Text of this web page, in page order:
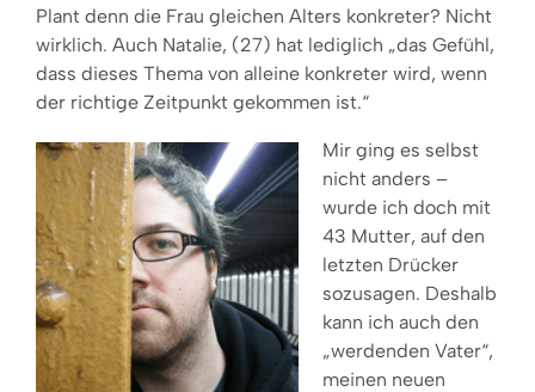
Plant denn die Frau gleichen Alters konkreter? Nicht
wirklich. Auch Natalie, (27) hat lediglich „das Gefühl,
dass dieses Thema von alleine konkreter wird, wenn
der richtige Zeitpunkt gekommen ist.“
Mir ging es selbst
nicht anders –
wurde ich doch mit
43 Mutter, auf den
letzten Drücker
sozusagen. Deshalb
kann ich auch den
„werdenden Vater“,
meinen neuen